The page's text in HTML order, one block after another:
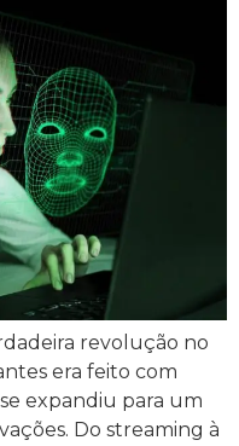
revolução no
era feito com
expandiu para um
Do streaming à